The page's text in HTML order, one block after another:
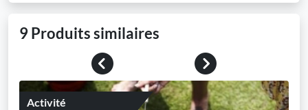
9 Produits similaires
Previous
Next
Activité